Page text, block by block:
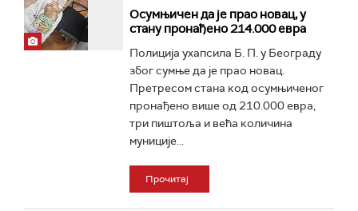
Осумњичен да је прао новац, у
стану пронађено 214.000 евра
Полиција ухапсила Б. П. у Београду
због сумње да је прао новац.
Претресом стана код осумњиченог
пронађено више од 210.000 евра,
три пиштоља и већа количина
муниције...
Прочитај